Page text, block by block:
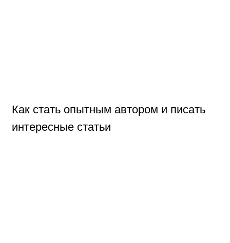
Как стать опытным автором и писать
интересные статьи